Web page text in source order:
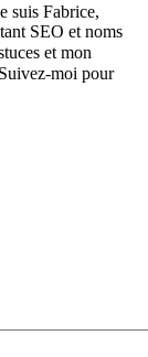
suis Fabrice,
SEO et noms
et mon
moi pour